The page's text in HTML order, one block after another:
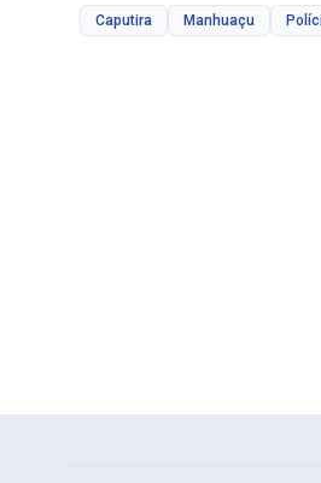
Caputira Manhuaçu